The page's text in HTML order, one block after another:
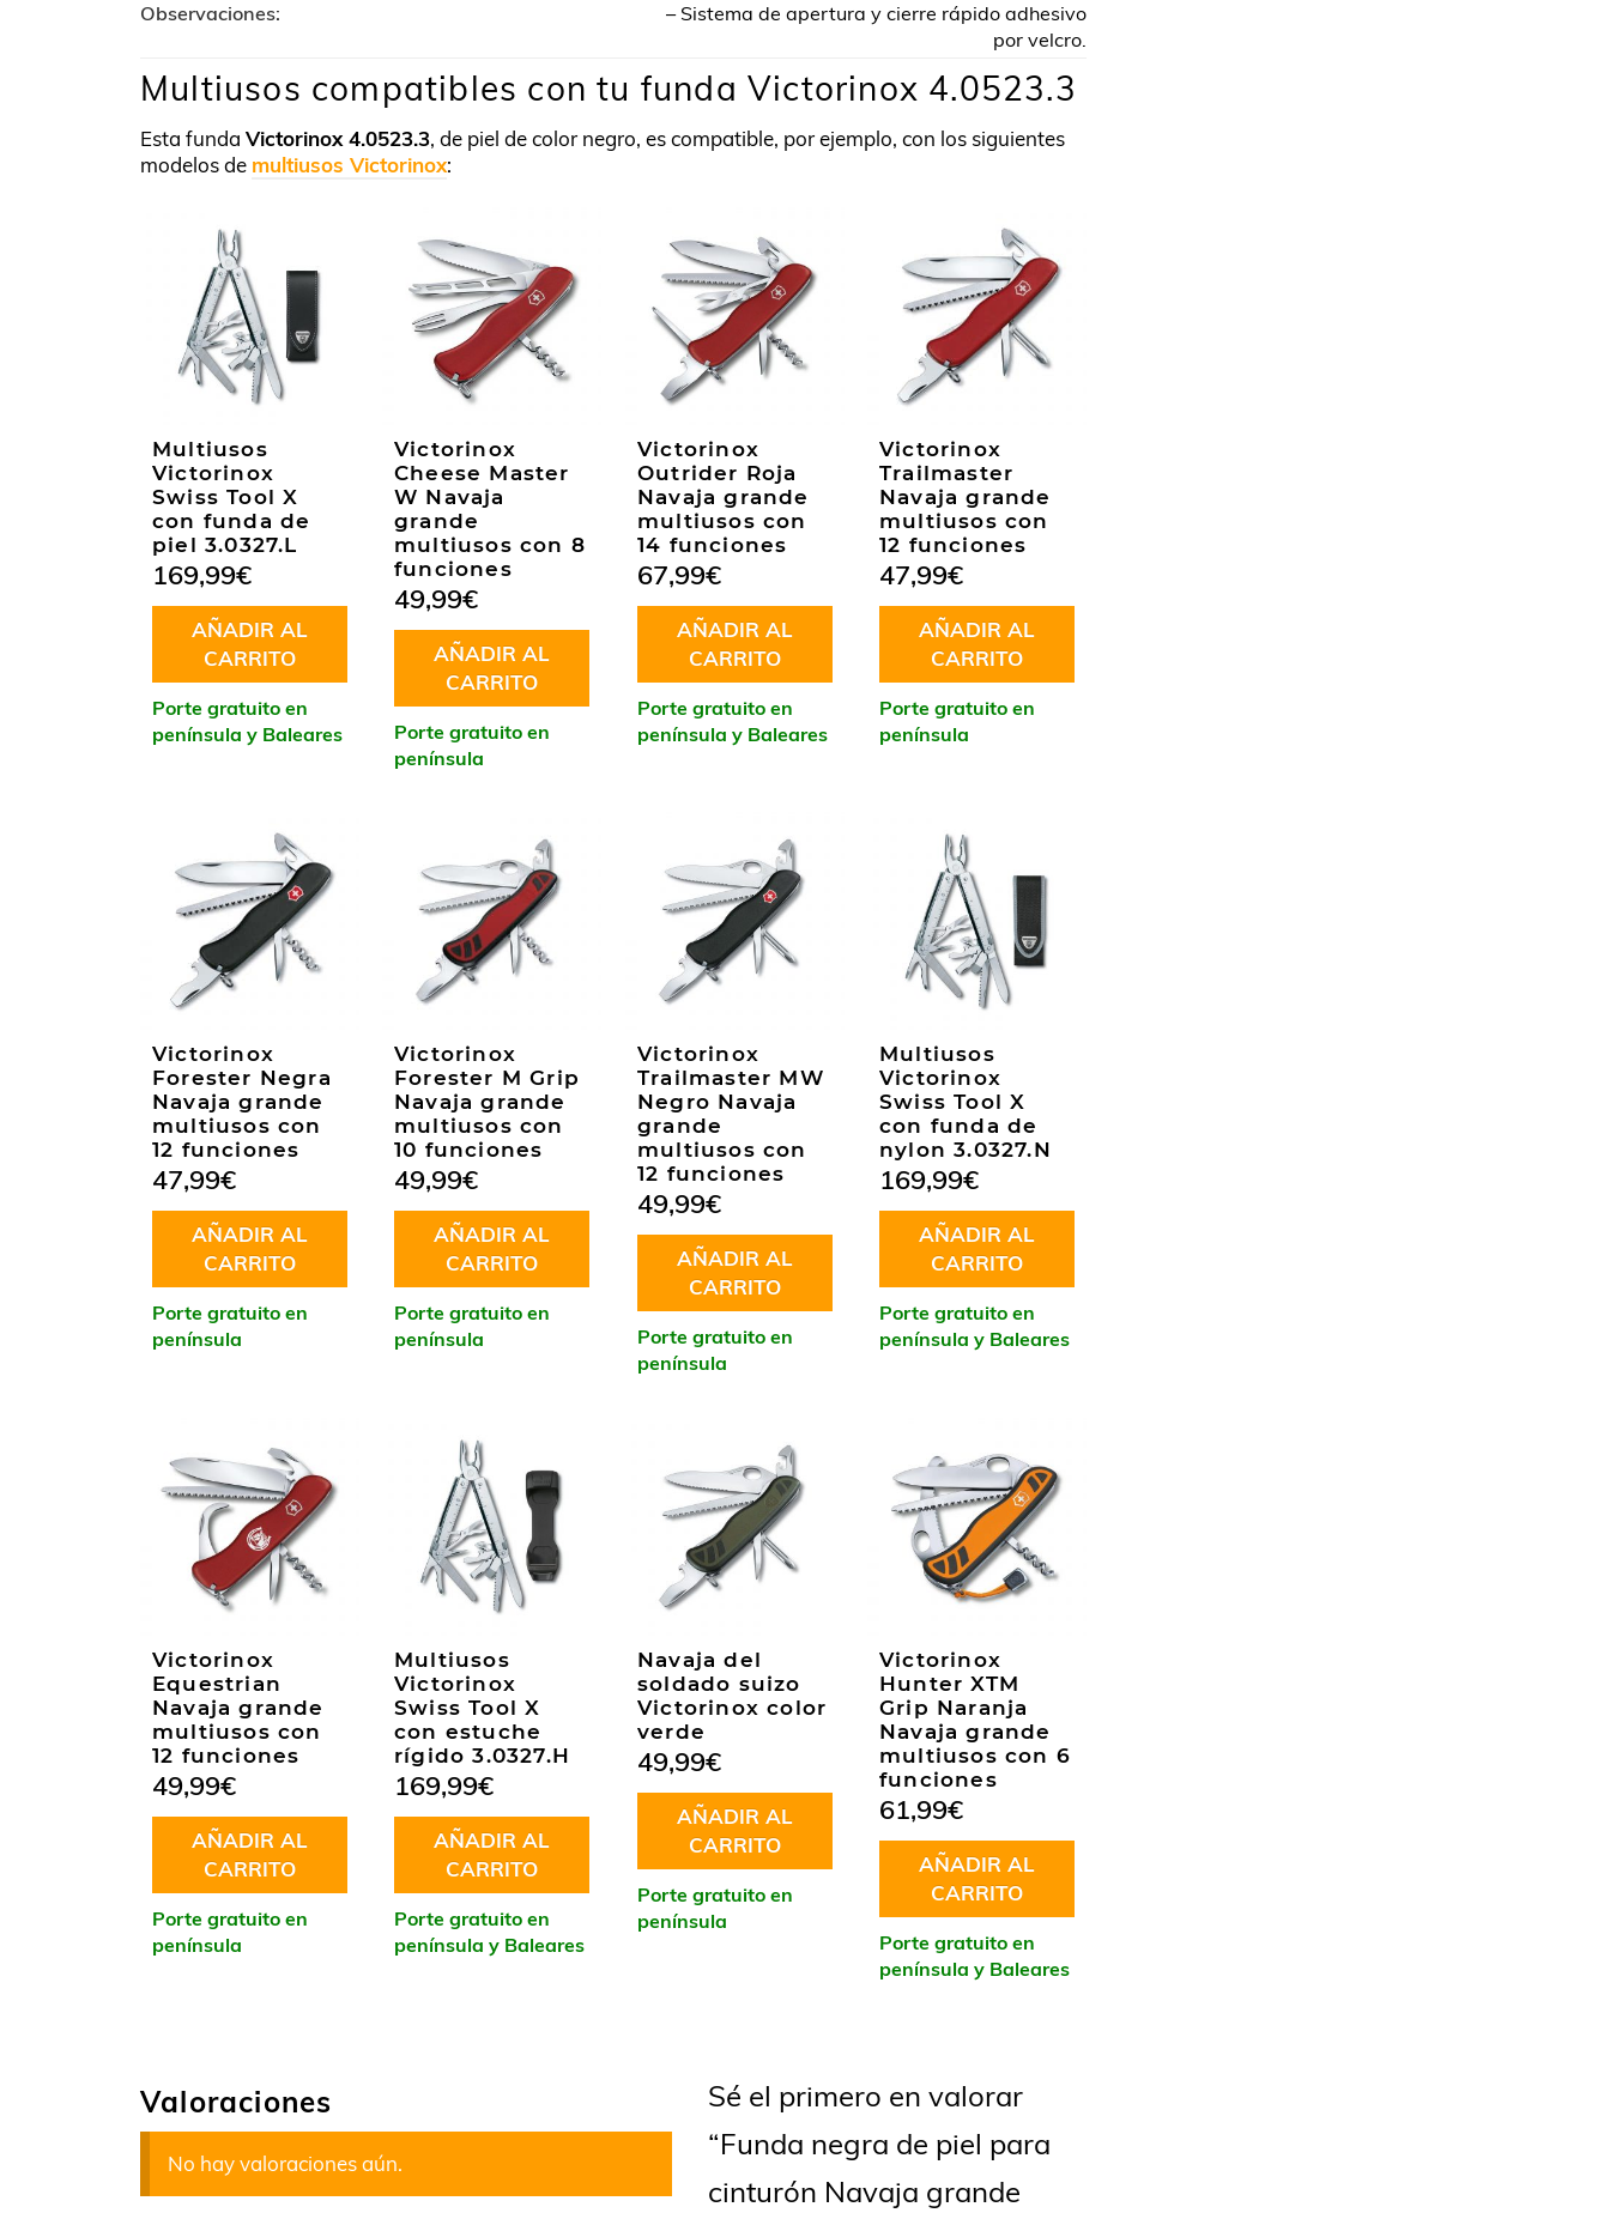
Observaciones:
– Sistema de apertura y cierre rápido adhesivo
por velcro.
Multiusos compatibles con tu funda Victorinox 4.0523.3
Esta funda Victorinox 4.0523.3, de piel de color negro, es compatible, por ejemplo, con los siguientes
modelos de multiusos Victorinox:
Multiusos
Victorinox
Swiss Tool X
con funda de
piel 3.0327.L
169,99€
AÑADIR AL
CARRITO
Porte gratuito en
península y Baleares
Victorinox
Cheese Master
W Navaja
grande
multiusos con 8
funciones
49,99€
AÑADIR AL
CARRITO
Porte gratuito en
península
Victorinox
Outrider Roja
Navaja grande
multiusos con
14 funciones
67,99€
AÑADIR AL
CARRITO
Porte gratuito en
península y Baleares
Victorinox
Trailmaster
Navaja grande
multiusos con
12 funciones
47,99€
AÑADIR AL
CARRITO
Porte gratuito en
península
Victorinox
Forester Negra
Navaja grande
multiusos con
12 funciones
47,99€
AÑADIR AL
CARRITO
Porte gratuito en
península
Victorinox
Forester M Grip
Navaja grande
multiusos con
10 funciones
49,99€
AÑADIR AL
CARRITO
Porte gratuito en
península
Victorinox
Trailmaster MW
Negro Navaja
grande
multiusos con
12 funciones
49,99€
AÑADIR AL
CARRITO
Porte gratuito en
península
Multiusos
Victorinox
Swiss Tool X
con funda de
nylon 3.0327.N
169,99€
AÑADIR AL
CARRITO
Porte gratuito en
península y Baleares
Victorinox
Equestrian
Navaja grande
multiusos con
12 funciones
49,99€
AÑADIR AL
CARRITO
Porte gratuito en
península
Multiusos
Victorinox
Swiss Tool X
con estuche
rígido 3.0327.H
169,99€
AÑADIR AL
CARRITO
Porte gratuito en
península y Baleares
Navaja del
soldado suizo
Victorinox color
verde
49,99€
AÑADIR AL
CARRITO
Porte gratuito en
península
Victorinox
Hunter XTM
Grip Naranja
Navaja grande
multiusos con 6
funciones
61,99€
AÑADIR AL
CARRITO
Porte gratuito en
península y Baleares
Valoraciones
No hay valoraciones aún.
Sé el primero en valorar
“Funda negra de piel para
cinturón Navaja grande